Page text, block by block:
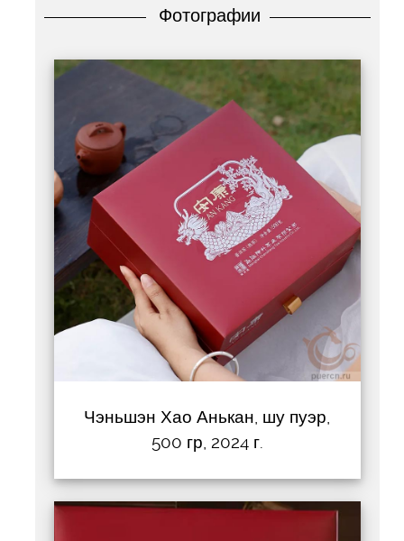
Фотографии
Чэньшэн Хао Анькан, шу пуэр,
500 гр, 2024 г.